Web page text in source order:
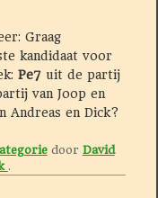
Graag
kandidaat voor
Pe7uit de partij
van Joop en
en Dick?
door David
.